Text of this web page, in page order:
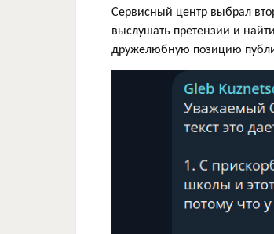
Сервисный центр выбрал
выслушать претензии и
дружелюбную позицию